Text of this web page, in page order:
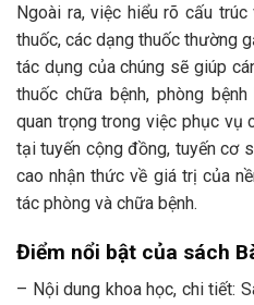
Ngoài ra, việc hiểu rõ cấu
thuốc, các dạng thuốc thường
tác dụng của chúng sẽ giúp
thuốc chữa bệnh, phòng
quan trọng trong việc phục vụ
tại tuyến cộng đồng, tuyến cơ
cao nhận thức về giá trị của
tác phòng và chữa bệnh.
Điểm nổi bật của sách
– Nội dung khoa học, chi tiết: